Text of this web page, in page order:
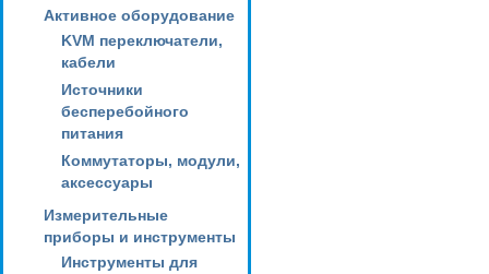
Активное оборудование
KVM переключатели,
кабели
Источники
бесперебойного
питания
Коммутаторы, модули,
аксессуары
Измерительные
приборы и инструменты
Инструменты для